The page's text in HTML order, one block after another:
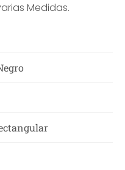
Medidas.